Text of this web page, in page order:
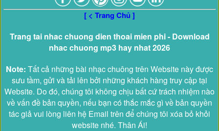
[ < Trang Chủ ]
Trang tai nhac chuong dien thoai mien phi - Download
nhac chuong mp3 hay nhat 2026
Note: Tất cả những bài nhạc chuông trên Website này được
sưu tầm, gửi và tải lên bởi những khách hàng truy cập tại
Website. Do đó, chúng tôi không chịu bất cứ trách nhiệm nào
về vấn đề bản quyền, nếu bạn có thắc mắc gì về bản quyền
tác giả vui lòng liên hệ Email trên để chúng tôi xóa bỏ khỏi
website nhé. Thân Ái!